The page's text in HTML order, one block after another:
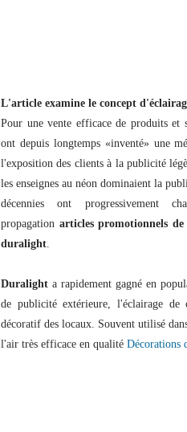
L'article examine le concept
Pour une vente efficace de produits et
ont depuis longtemps «inventé» une
l'exposition des clients à la publicité
les enseignes au néon dominaient la
décennies ont progressivement
propagation articles promotionnels
duralight.
Duralight a rapidement gagné en
de publicité extérieure, l'éclairage de
décoratif des locaux. Souvent utilisé
l'air très efficace en qualité Décorations